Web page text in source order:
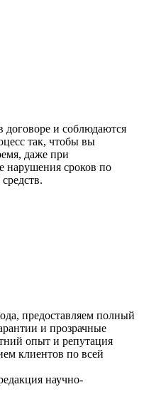
договоре и соблюдаются
так, чтобы вы
даже при
нарушения сроков по
предоставляем полный
и прозрачные
опыт и репутация
клиентов по всей
научно-